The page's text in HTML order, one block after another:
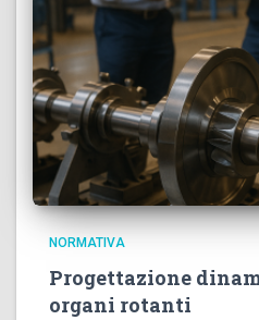
NORMATIVA
Progettazione
organi rotanti